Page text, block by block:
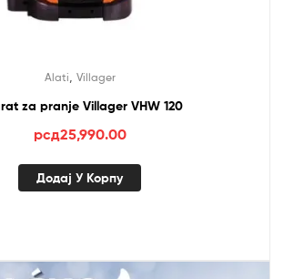
Alati Villager
za pranje Villager VHW 120
рсд25,990.00
Додај У Корпу